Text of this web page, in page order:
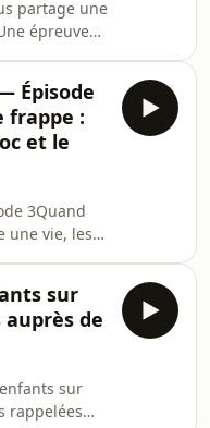
et finir
nous
ces
ce qui se
partage une
épreuve
parle du
intérieur
la vie
l’on vit
le cœur.
Épisode
frappe :
et le
3Quand
une vie, les
toujours un
Bien
place pour
je
du
se passe
sur
de
sur
rappelées